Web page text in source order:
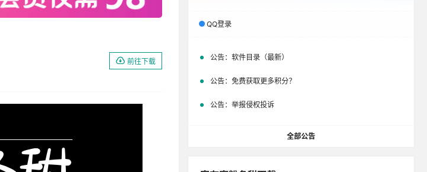
前往下载
QQ登录
公告： 软件目录（最新）
公告： 免费获取更多积分？
公告： 举报侵权投诉
全部公告